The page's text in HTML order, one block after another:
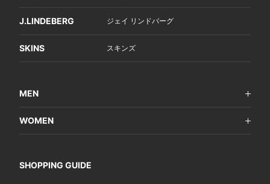
J.LINDEBERG ジェイ リンドバーグ
SKINS スキンズ
MEN
WOMEN
SHOPPING GUIDE